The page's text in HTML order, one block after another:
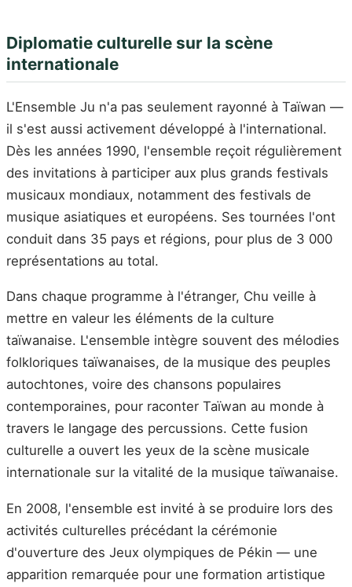
Diplomatie culturelle sur la scène
internationale
L'Ensemble Ju n'a pas seulement rayonné à Taïwan —
il s'est aussi activement développé à l'international.
Dès les années 1990, l'ensemble reçoit régulièrement
des invitations à participer aux plus grands festivals
musicaux mondiaux, notamment des festivals de
musique asiatiques et européens. Ses tournées l'ont
conduit dans 35 pays et régions, pour plus de 3 000
représentations au total.
Dans chaque programme à l'étranger, Chu veille à
mettre en valeur les éléments de la culture
taïwanaise. L'ensemble intègre souvent des mélodies
folkloriques taïwanaises, de la musique des peuples
autochtones, voire des chansons populaires
contemporaines, pour raconter Taïwan au monde à
travers le langage des percussions. Cette fusion
culturelle a ouvert les yeux de la scène musicale
internationale sur la vitalité de la musique taïwanaise.
En 2008, l'ensemble est invité à se produire lors des
activités culturelles précédant la cérémonie
d'ouverture des Jeux olympiques de Pékin — une
apparition remarquée pour une formation artistique